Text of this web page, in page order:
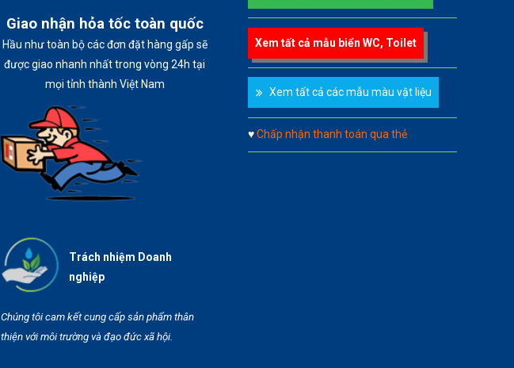
Giao nhận hỏa tốc toàn quốc
Hầu như toàn bộ các đơn đặt hàng gấp sẽ
được giao nhanh nhất trong vòng 24h tại
mọi tỉnh thành Việt Nam
Trách nhiệm Doanh
nghiệp
Chúng tôi cam kết cung cấp sản phẩm thân
thiện với môi trường và đạo đức xã hội.
Xem tất cả mẫu biển WC, Toilet
Xem tất cả các mẫu màu vật liệu
♥Chấp nhận thanh toán qua thẻ